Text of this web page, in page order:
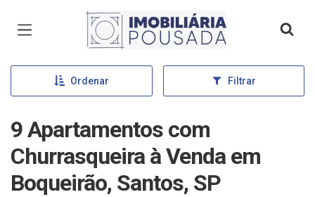
Página inicial
Ordenar Filtrar
9 Apartamentos com
Churrasqueira à Venda em
Boqueirão, Santos, SP